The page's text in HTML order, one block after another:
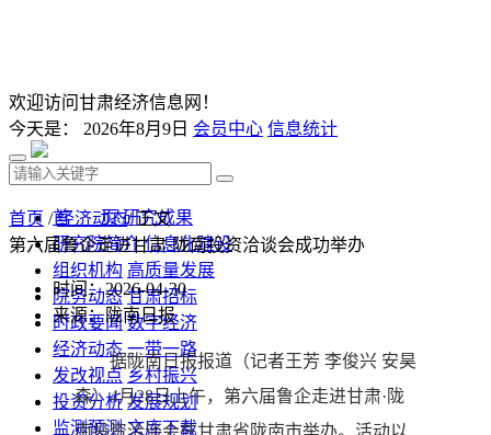
欢迎访问甘肃经济信息网！
今天是： 2026年8月9日 会员中心 信息统计
首 页 研究成果
研究院简介 信息化建设
组织机构 高质量发展
院务动态 甘肃招标
时政要闻 数字经济
经济动态 一带一路
发改视点 乡村振兴
投资分析 发展规划
监测预测 文库下载
首页 /经济动态/ 正文
第六届鲁企走进甘肃·陇南投资洽谈会成功举办
时间：2026-04-30
来源：陇南日报
据陇南日报报道（记者王芳 李俊兴 安昊
森）4月28日上午，第六届鲁企走进甘肃·陇
南投资洽谈会在甘肃省陇南市举办。活动以